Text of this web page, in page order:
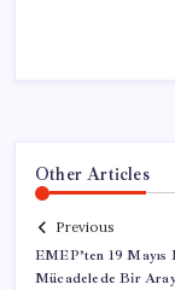
Other Articles
Previous
EMEP’ten 19 Mayıs
Mücadelede Bir